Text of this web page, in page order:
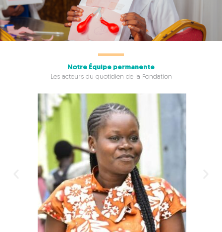
Notre Équipe permanente
Les acteurs du quotidien de la Fondation